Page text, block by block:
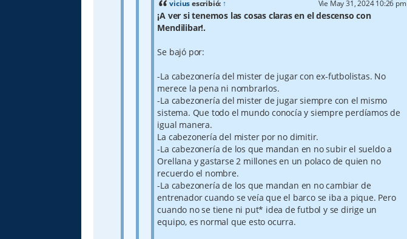
viciusescribió: ↑ Vie May 31, 2024 10:26 pm
¡A ver si tenemos las cosas claras en el descenso con
Mendilibar!.
Se bajó por:
-La cabezonería del mister de jugar con ex-futbolistas. No
merece la pena ni nombrarlos.
-La cabezonería del mister de jugar siempre con el mismo
sistema. Que todo el mundo conocía y siempre perdíamos de
igual manera.
La cabezonería del mister por no dimitir.
-La cabezonería de los que mandan en no subir el sueldo a
Orellana y gastarse 2 millones en un polaco de quien no
recuerdo el nombre.
-La cabezonería de los que mandan en no cambiar de
entrenador cuando se veía que el barco se iba a pique. Pero
cuando no se tiene ni put* idea de futbol y se dirige un
equipo, es normal que esto ocurra.